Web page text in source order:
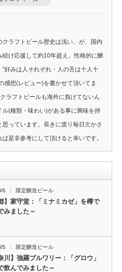
ラフトビール歴史は浅い。が、国内
け応援して約10年超え。性格的に醸
好みは人それぞれ・人の舌は十人十
感想(レビュー)を書かせて頂いてま
ラフトビールも海外に負けてないん
(種類・味わい)がある事に興味を持
っています。長きに渡り毎日欠かさ
是非参考にして頂けると幸いです。
6 限定醸造ビール
】家守堂：「ミナミカゼ」を樽で
みました～
5 限定醸造ビール
川】強羅ブルワリー：「グロウ」
飲んでみました～